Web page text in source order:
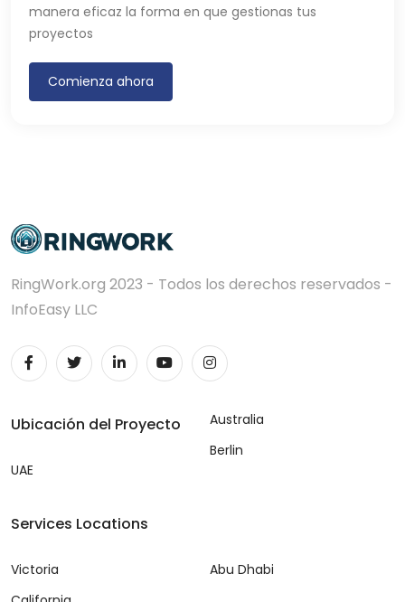
manera eficaz la forma en que gestionas tus
proyectos
Comienza ahora
RingWork.org 2023 - Todos los derechos reservados -
InfoEasy LLC
Ubicación del Proyecto
UAE
Australia
Berlin
Services Locations
Victoria
Abu Dhabi